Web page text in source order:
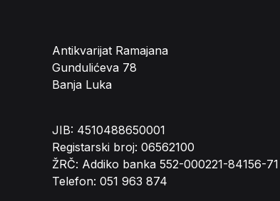
Antikvarijat Ramajana
Gundulićeva 78
Banja Luka
JIB: 4510488650001
Registarski broj: 06562100
ŽRČ: Addiko banka 552-000221-84156-71
Telefon: 051 963 874